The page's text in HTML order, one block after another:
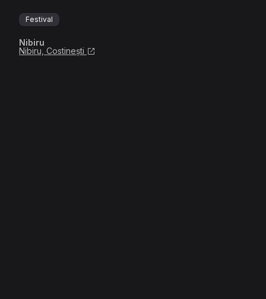
Festival
Nibiru
Nibiru, Costinești